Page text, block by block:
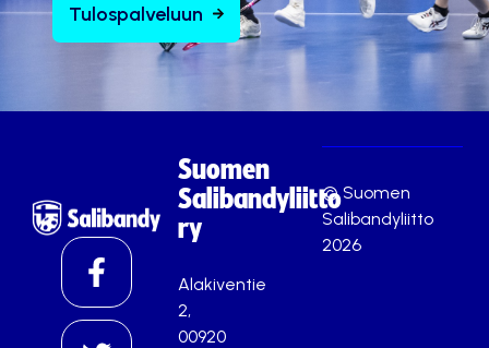
Tulospalveluun
Suomen
Salibandyliitto
ry
Alakiventie
2,
00920
© Suomen
Salibandyliitto
2026